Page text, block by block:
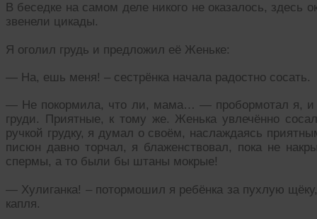
В беседке на самом деле никого не оказалось, здесь
звенели цикады.
Я оголил грудь и предложил её Женьке:
— На, ешь меня! – сестрёнка начала радостно сосать.
— Не покормила, что ли, мама… — пробормотал я, и
груди. Приятные, к тому же. Женька увлечённо
ручкой грудку, я думал о своём, наслаждаясь
писюн давно торчал, я блаженствовал, пока не
спермы, а то были бы штаны мокрые!
— Хулиганка! – потормошил я ребёнка за пухлую
капля.